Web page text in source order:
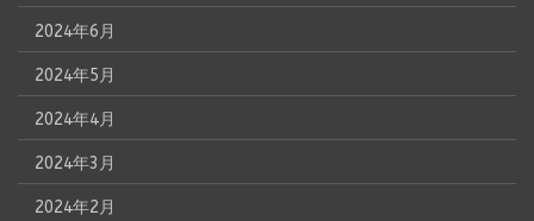
2024年6月
2024年5月
2024年4月
2024年3月
2024年2月